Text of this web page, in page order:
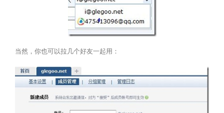
当然，你也可以拉几个好友一起用：